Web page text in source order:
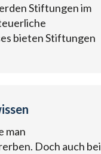
Stiftungen im
bieten Stiftungen
man
Doch auch bei